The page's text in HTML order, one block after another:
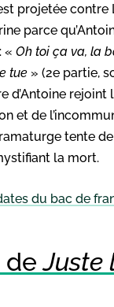
projetée
parce
« Oh toi ça va, la
tue » (2e partie,
d’Antoine rejoint
et de
tente
la mort.
du bac de
deJuste